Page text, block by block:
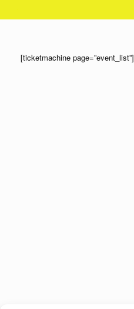
[ticketmachine page=”event_list”]